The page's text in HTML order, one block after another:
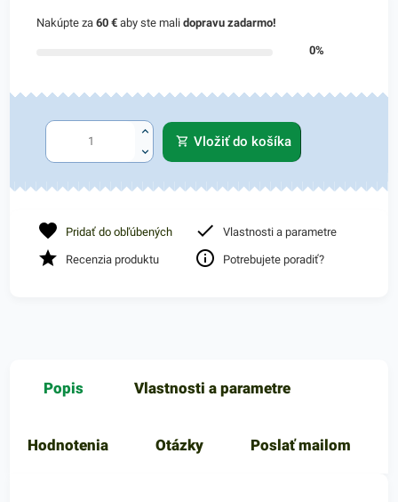
Nakúpte za60 € aby ste malidopravu zadarmo!
0%
Vložiť do košíka
Pridať do obľúbených Vlastnosti a parametre
Recenzia produktu Potrebujete poradiť?
Popis Vlastnosti a parametre
Hodnotenia Otázky Poslať mailom